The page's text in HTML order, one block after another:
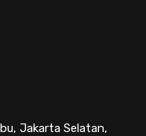
Jakarta Selatan,